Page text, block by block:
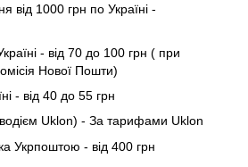
від 1000 грн по Україні -
- від 70 до 100 грн ( при
Нової Пошти)
- від 40 до 55 грн
Uklon) - За тарифами Uklon
Укрпоштою - від 400 грн